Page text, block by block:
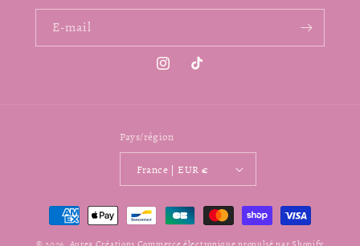
E-mail
InstagramTikTok
Pays/région
France | EUR €
Moyens
de